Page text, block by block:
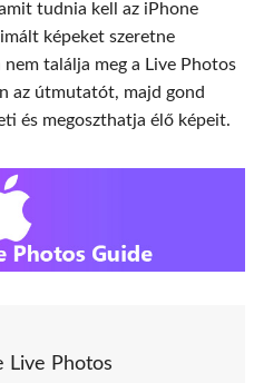
tudnia kell az iPhone
képeket szeretne
találja meg a Live Photos
az útmutatót, majd gond
és megoszthatja élő képeit.
Live Photos